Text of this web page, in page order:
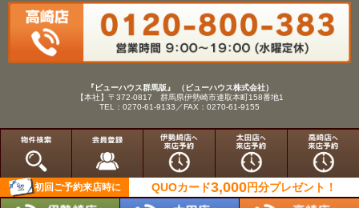
『ビューハウス群馬版』 （ビューハウス株式会社）
【本社】〒372-0817 群馬県伊勢崎市連取本町158番地1
TEL：0270-61-9133／FAX：0270-61-9155
Copyright(C)View House(R)Inc.All Rights Reserved.
初回ご予約来店時に QUOカード3,000円分プレゼント！